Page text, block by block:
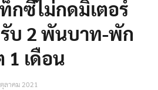
กซี่ไม่กดมิเตอร์
บ 2 พันบาท-พัก
เดือน
ลาคม 2021